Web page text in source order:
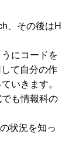
、その後はH
にコードを
て自分の作
いきます。
も情報科の
状況を知っ